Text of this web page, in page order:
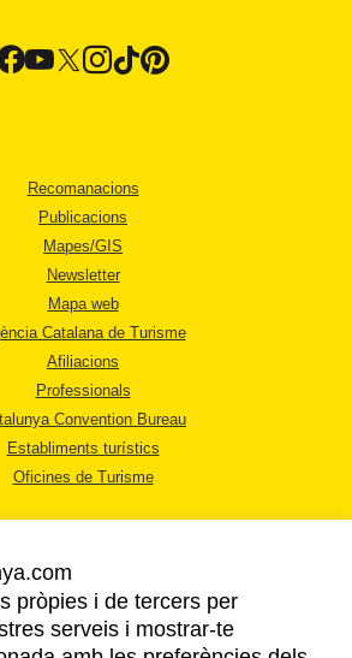
Recomanacions
Publicacions
Mapes/GIS
Newsletter
Mapa web
Catalana de Turisme
Afiliacions
Professionals
Convention Bureau
Establiments turístics
Oficines de Turisme
AVÍS LEGAL
pròpies i de tercers per
serveis i mostrar-te